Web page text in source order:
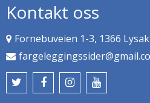
Kontakt oss
Fornebuveien 1-3, 1366